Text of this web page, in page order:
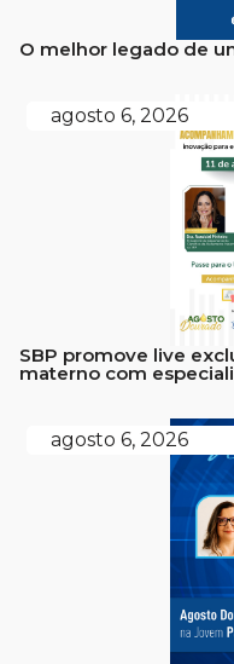
O melhor legado de
agosto 6, 2026
SBP promove live
materno com
agosto 6, 2026